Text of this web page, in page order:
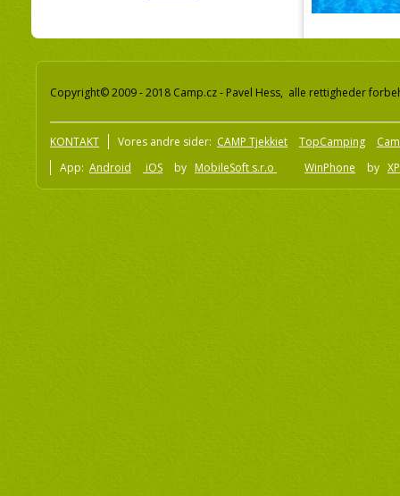
Copyright© 2009 - 2018 Camp.cz - Pavel Hess, alle rettigheder
KONTAKT Vores andre sider: CAMP Tjekkiet TopCamping
App: Android iOS by MobileSoft s.r.o WinPhone by